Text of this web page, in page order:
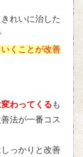
れいに治した
くことが改善
わってくる も
法が一番コス
っかりと改善